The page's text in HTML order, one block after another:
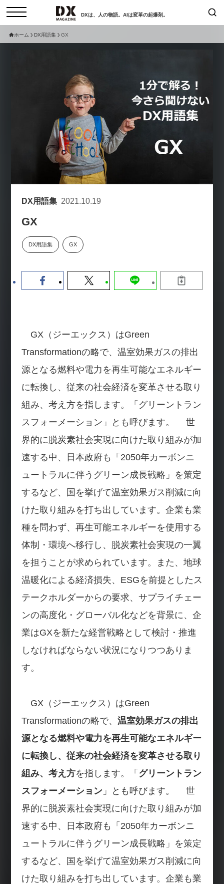
DXは、人の物語。AIは変革の起爆剤。
日本オムニチャネル協会
トップページ
特集
動画
サイトマップ
お問い合わせ
個人情報保護法について
採用情報
現在開催予定のセミナー
非公開: 【8/6開催】AIエージェン
ト時代、日本企業は何から始める
べきか。〜シリコンバレーAX最
新潮流から学ぶ〜
2026-06-10
ホーム DX用語集 GX
DX用語集 2021.10.19
GX
DX用語集 GX
GX（ジーエックス）はGreen
Transformationの略で、温室効果ガスの排出
源となる燃料や電力を再生可能なエネルギー
に転換し、従来の社会経済を変革させる取り
組み、考え方を指します。「グリーントラン
スフォーメーション」とも呼びます。 世
界的に脱炭素社会実現に向けた取り組みが加
速する中、日本政府も「2050年カーボンニ
ュートラルに伴うグリーン成長戦略」を策定
するなど、国を挙げて温室効果ガス削減に向
けた取り組みを打ち出しています。企業も業
種を問わず、再生可能エネルギーを使用する
体制・環境へ移行し、脱炭素社会実現の一翼
を担うことが求められています。また、地球
温暖化による経済損失、ESGを前提としたス
テークホルダーからの要求、サプライチェー
ンの高度化・グローバル化などを背景に、企
業はGXを新たな経営戦略として検討・推進
しなければならない状況になりつつありま
す。
GX（ジーエックス）はGreen
Transformationの略で、 温室効果ガスの排出
源となる燃料や電力を再生可能なエネルギー
に転換し、従来の社会経済を変革させる取り
組み、考え方を指します。「 グリーントラン
スフォーメーション」とも呼びます。 世
界的に脱炭素社会実現に向けた取り組みが加
速する中、日本政府も「2050年カーボンニ
ュートラルに伴うグリーン成長戦略」を策定
するなど、国を挙げて温室効果ガス削減に向
けた取り組みを打ち出しています。企業も業